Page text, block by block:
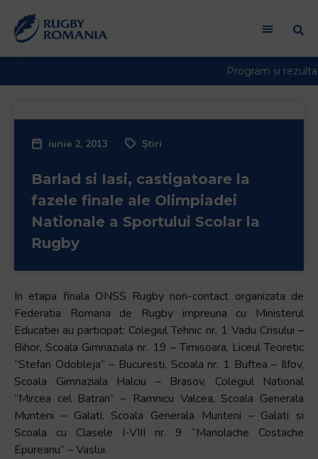
venit
cititorul
Pentru
cititorul
One
Accessibility,
apăsați
„Ctrl
Această
comandă
rapidă
iunie 2, 2013 Știri
Barlad si Iasi, castigatoare la
fazele finale ale Olimpiadei
Nationale a Sportului Scolar la
Rugby
In etapa finala ONSS Rugby non-contact organizata de
Federatia Romana de Rugby impreuna cu Ministerul
Educatiei au participat: Colegiul Tehnic nr. 1 Vadu Crisului –
Bihor, Scoala Gimnaziala nr. 19 – Timisoara, Liceul Teoretic
“Stefan Odobleja” – Bucuresti, Scoala nr. 1 Buftea – Ilfov,
Scoala Gimnaziala Halciu – Brasov, Colegiul National
“Mircea cel Batran” – Ramnicu Valcea, Scoala Generala
Munteni – Galati, Scoala Generala Munteni – Galati si
Scoala cu Clasele I-VIII nr. 9 “Manolache Costache
Epureanu” – Vaslui.